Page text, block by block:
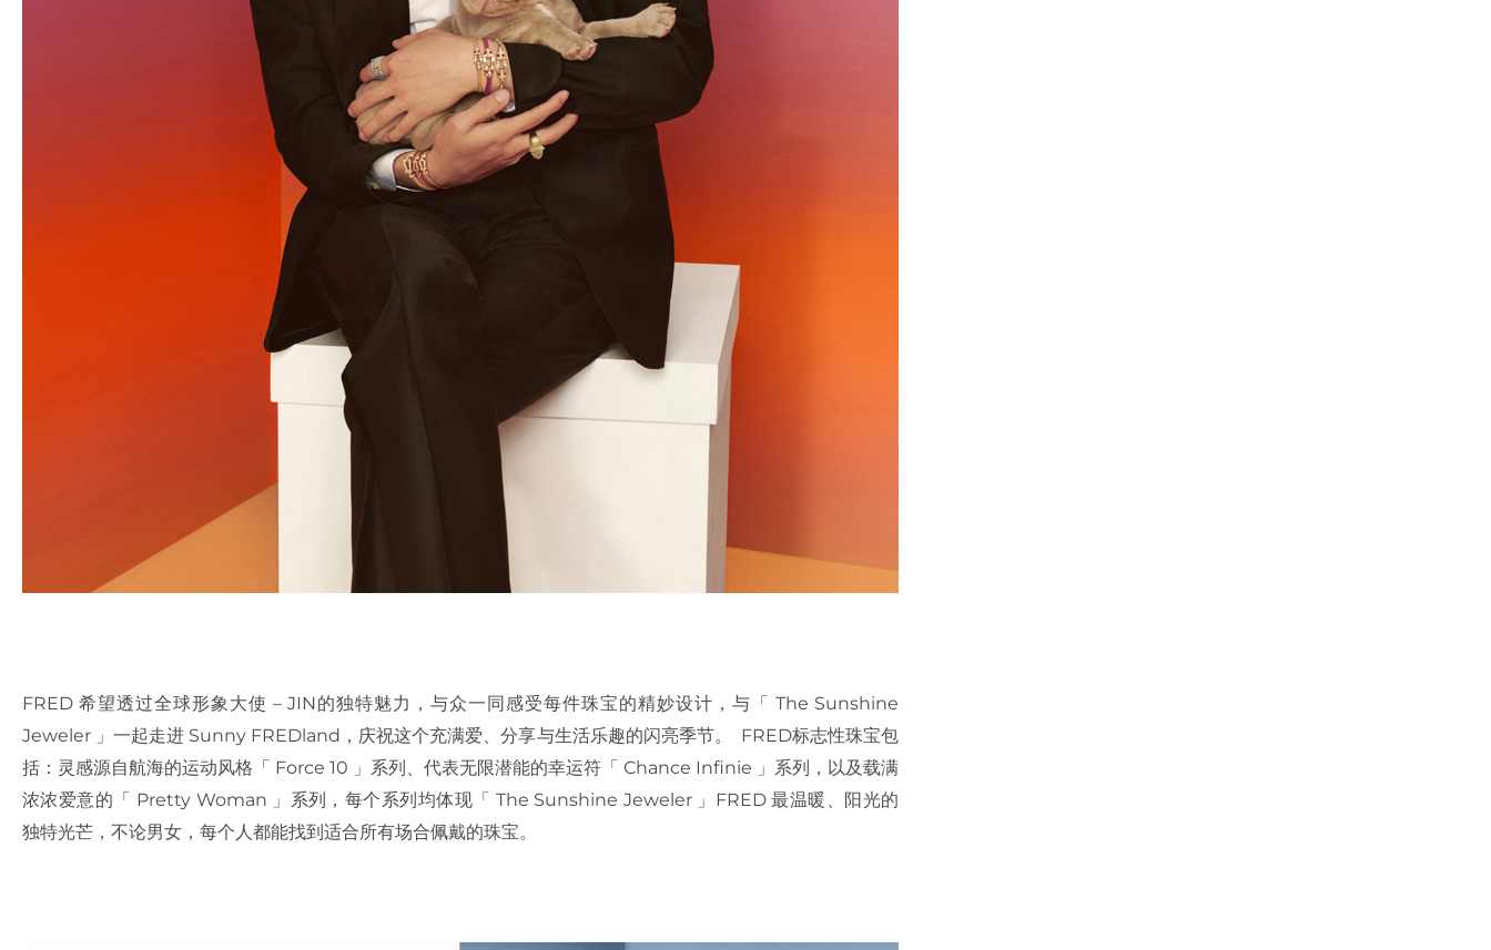
FRED 希望透过全球形象大使 – JIN的独特魅力，与众一同感受每件珠宝的精妙设计，与「 The Sunshine
Jeweler 」一起走进 Sunny FREDland，庆祝这个充满爱、分享与生活乐趣的闪亮季节。 FRED标志性珠宝包
括：灵感源自航海的运动风格「 Force 10 」系列、代表无限潜能的幸运符「 Chance Infinie 」系列，以及载满
浓浓爱意的「 Pretty Woman 」系列，每个系列均体现「 The Sunshine Jeweler 」FRED 最温暖、阳光的
独特光芒，不论男女，每个人都能找到适合所有场合佩戴的珠宝。